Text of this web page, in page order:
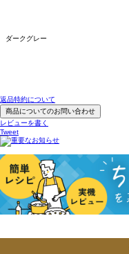
ダークグレー
返品特約について
商品についてのお問い合わせ
レビューを書く
Tweet